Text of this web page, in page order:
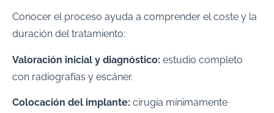
Conocer el proceso ayuda a comprender el coste y la
duración del tratamiento:
Valoración inicial y diagnóstico: estudio completo
con radiografías y escáner.
Colocación del implante: cirugía mínimamente